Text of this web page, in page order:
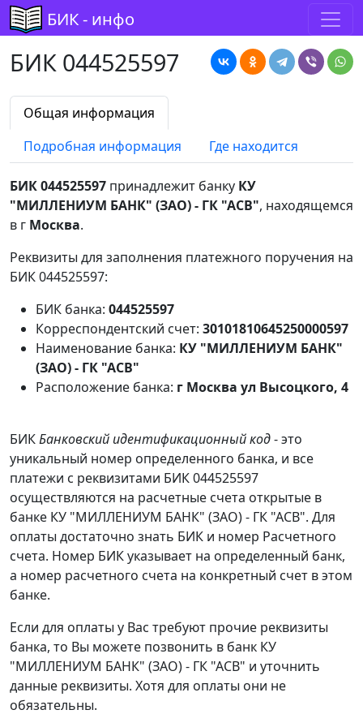
БИК - инфо
БИК 044525597
Общая информация
Подробная информация
Где находится
БИК 044525597 принадлежит банку КУ
"МИЛЛЕНИУМ БАНК" (ЗАО) - ГК "АСВ", находящемся
в г Москва.
Реквизиты для заполнения платежного поручения на
БИК 044525597:
БИК банка: 044525597
Корреспондентский счет: 30101810645250000597
Наименование банка: КУ "МИЛЛЕНИУМ БАНК"
(ЗАО) - ГК "АСВ"
Расположение банка: г Москва ул Высоцкого, 4
БИКБанковский идентификационный код- это
уникальный номер определенного банка, и все
платежи с реквизитами БИК 044525597
осуществляются на расчетные счета открытые в
банке КУ "МИЛЛЕНИУМ БАНК" (ЗАО) - ГК "АСВ". Для
оплаты достаточно знать БИК и номер Расчетного
счета. Номер БИК указывает на определенный банк,
а номер расчетного счета на конкретный счет в этом
банке.
Если для оплаты у Вас требуют прочие реквизиты
банка, то Вы можете позвонить в банк КУ
"МИЛЛЕНИУМ БАНК" (ЗАО) - ГК "АСВ" и уточнить
данные реквизиты. Хотя для оплаты они не
обязательны.